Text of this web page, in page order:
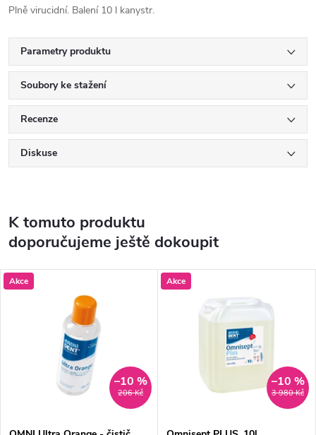
Plně virucidní. Balení 10 l kanystr.
Parametry produktu
Soubory ke stažení
Recenze
Diskuse
K tomuto produktu
doporučujeme ještě dokoupit
Akce
206 Kč
–10 %
Akce
3 980 Kč
–10 %